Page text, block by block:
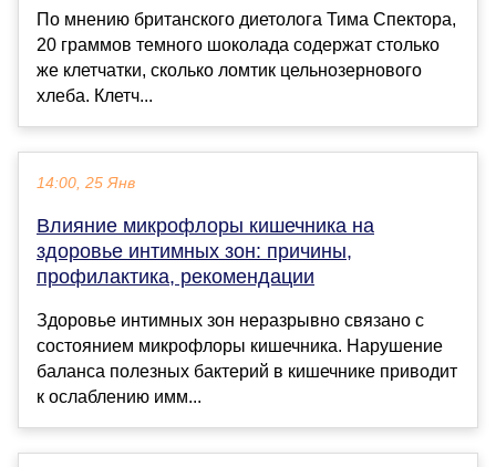
По мнению британского диетолога Тима Спектора,
20 граммов темного шоколада содержат столько
же клетчатки, сколько ломтик цельнозернового
хлеба. Клетч...
14:00, 25 Янв
Влияние микрофлоры кишечника на
здоровье интимных зон: причины,
профилактика, рекомендации
Здоровье интимных зон неразрывно связано с
состоянием микрофлоры кишечника. Нарушение
баланса полезных бактерий в кишечнике приводит
к ослаблению имм...